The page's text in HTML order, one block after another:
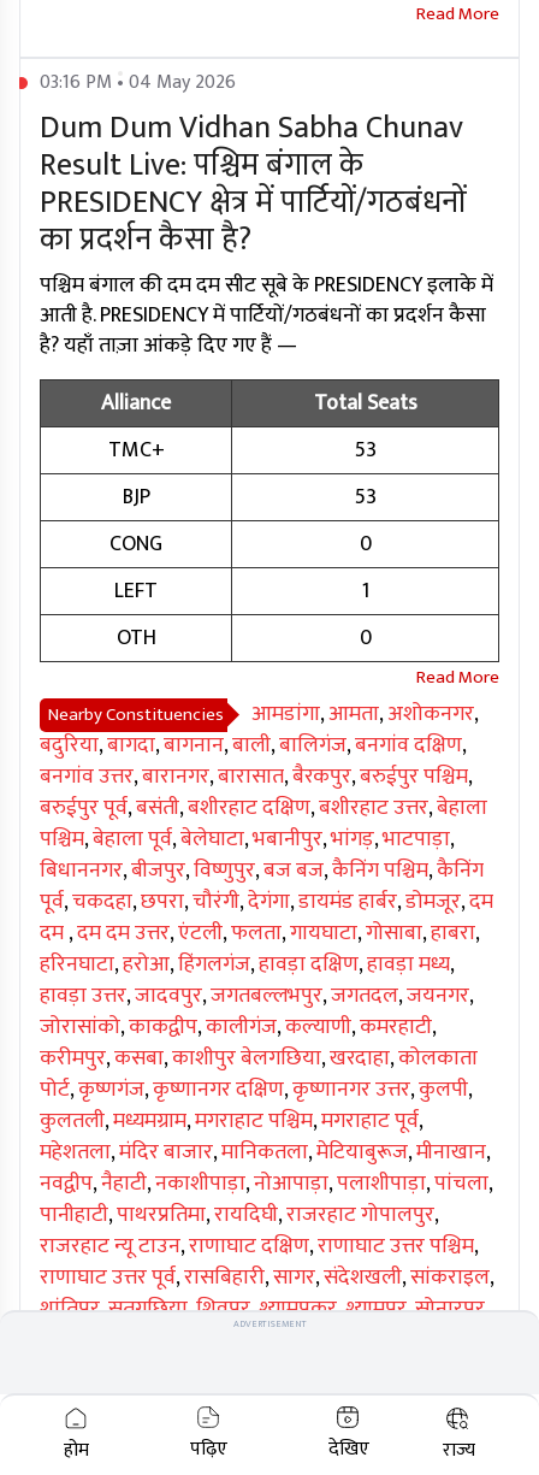
03:16 PM • 04 May 2026
Dum Dum Vidhan Sabha Chunav
Result Live: पश्चिम बंगाल के
PRESIDENCY क्षेत्र में पार्टियों/गठबंधनों
का प्रदर्शन कैसा है?
पश्चिम बंगाल की दम दम सीट सूबे के PRESIDENCY इलाके में
आती है. PRESIDENCY में पार्टियों/गठबंधनों का प्रदर्शन कैसा
है? यहाँ ताज़ा आंकड़े दिए गए हैं —
Alliance
Total Seats
TMC+
53
BJP
53
CONG
0
LEFT
1
OTH
0
Nearby Constituencies आमडांगा,आमता,अशोकनगर,
बदुरिया,बागदा,बागनान,बाली,बालिगंज,बनगांव दक्षिण,
बनगांव उत्तर,बारानगर,बारासात,बैरकपुर,बरुईपुर पश्चिम,
बरुईपुर पूर्व,बसंती,बशीरहाट दक्षिण,बशीरहाट उत्तर,बेहाला
पश्चिम,बेहाला पूर्व,बेलेघाटा,भबानीपुर,भांगड़,भाटपाड़ा,
बिधाननगर,बीजपुर,विष्णुपुर,बज बज,कैनिंग पश्चिम,कैनिंग
पूर्व,चकदहा,छपरा,चौरंगी,देगंगा,डायमंड हार्बर,डोमजूर,दम
दम,दम दम उत्तर,एंटली,फलता,गायघाटा,गोसाबा,हाबरा,
हरिनघाटा,हरोआ,हिंगलगंज,हावड़ा दक्षिण,हावड़ा मध्य,
हावड़ा उत्तर,जादवपुर,जगतबल्लभपुर,जगतदल,जयनगर,
जोरासांको,काकद्वीप,कालीगंज,कल्याणी,कमरहाटी,
करीमपुर,कसबा,काशीपुर बेलगछिया,खरदाहा,कोलकाता
पोर्ट,कृष्णगंज,कृष्णानगर दक्षिण,कृष्णानगर उत्तर,कुलपी,
कुलतली,मध्यमग्राम,मगराहाट पश्चिम,मगराहाट पूर्व,
महेशतला,मंदिर बाजार,मानिकतला,मेटियाबुरूज,मीनाखान,
नवद्वीप,नैहाटी,नकाशीपाड़ा,नोआपाड़ा,पलाशीपाड़ा,पांचला,
पानीहाटी,पाथरप्रतिमा,रायदिघी,राजरहाट गोपालपुर,
राजरहाट न्यू टाउन,राणाघाट दक्षिण,राणाघाट उत्तर पश्चिम,
राणाघाट उत्तर पूर्व,रासबिहारी,सागर,संदेशखली,सांकराइल,
शांतिपुर,सतगछिया,शिवपुर,श्यामपुकुर,श्यामपुर,सोनारपुर
उत्तर
02:47 PM • 04 May 2026
ADVERTISEMENT
होम पढ़िए देखिए राज्य